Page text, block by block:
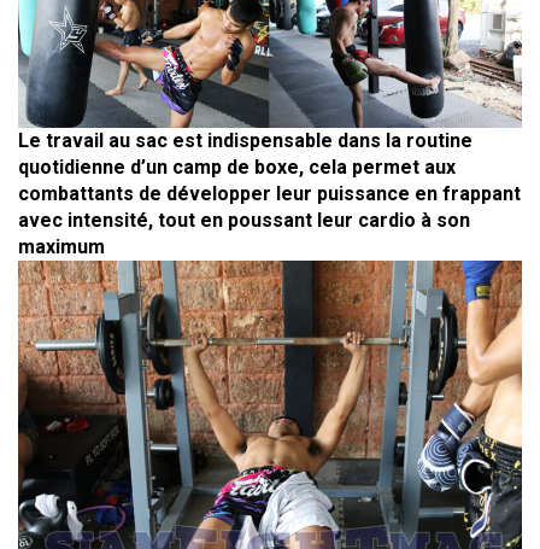
Le travail au sac est indispensable dans la routine
quotidienne d’un camp de boxe, cela permet aux
combattants de développer leur puissance en frappant
avec intensité, tout en poussant leur cardio à son
maximum